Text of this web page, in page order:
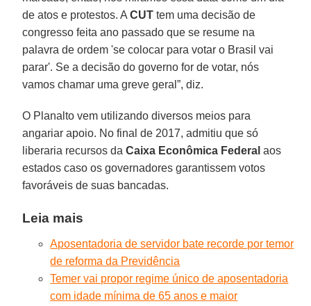
de atos e protestos. ACUT tem uma decisão de
congresso feita ano passado que se resume na
palavra de ordem 'se colocar para votar o Brasil vai
parar'. Se a decisão do governo for de votar, nós
vamos chamar uma greve geral”, diz.
O Planalto vem utilizando diversos meios para
angariar apoio. No final de 2017, admitiu que só
liberaria recursos daCaixa Econômica Federal aos
estados caso os governadores garantissem votos
favoráveis de suas bancadas.
Leia mais
Aposentadoria de servidor bate recorde por temor
de reforma da Previdência
Temer vai propor regime único de aposentadoria
com idade mínima de 65 anos e maior